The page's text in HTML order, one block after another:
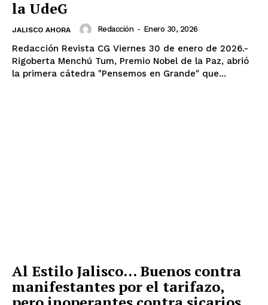
la UdeG
JALISCO AHORA Redacción - Enero 30, 2026
Redacción Revista CG Viernes 30 de enero de 2026.-
Rigoberta Menchú Tum, Premio Nobel de la Paz, abrió
la primera cátedra "Pensemos en Grande" que...
Al Estilo Jalisco… Buenos contra
manifestantes por el tarifazo,